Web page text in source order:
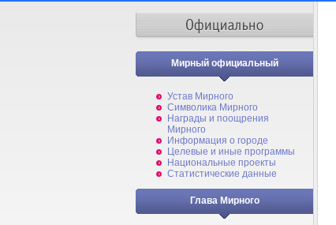
Мирный официальный
Устав Мирного
Символика Мирного
Награды и поощрения
Мирного
Информация о городе
Целевые и иные программы
Национальные проекты
Статистические данные
Глава Мирного